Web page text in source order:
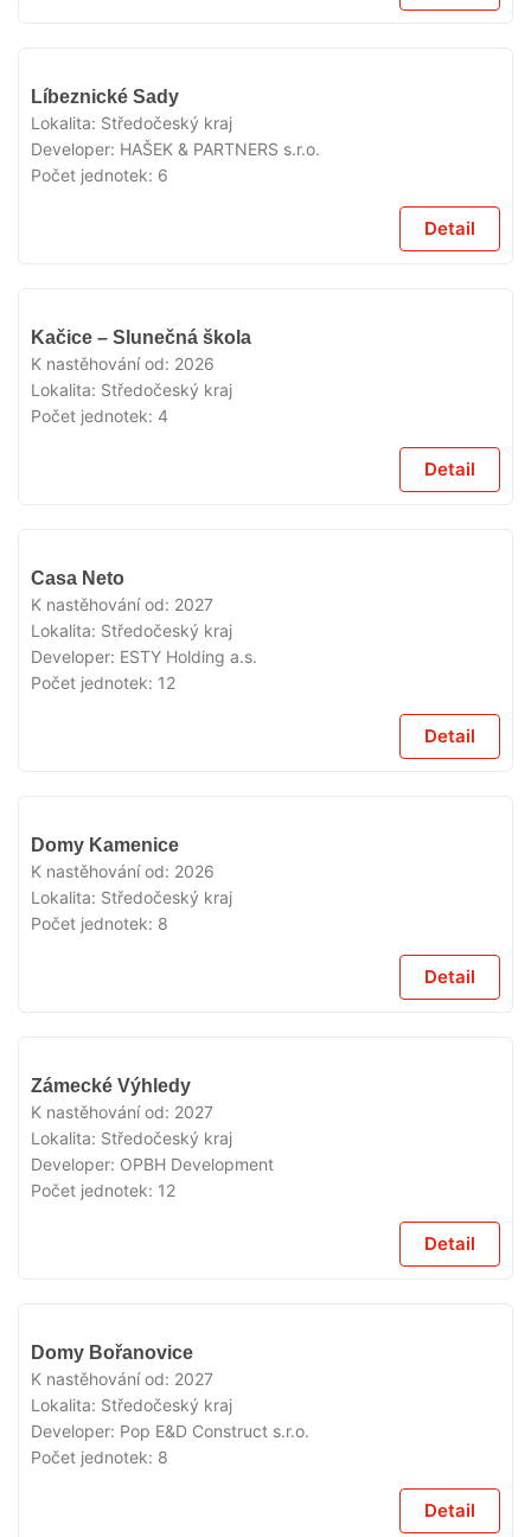
Líbeznické Sady
Lokalita: Středočeský kraj
Developer: HAŠEK & PARTNERS s.r.o.
Počet jednotek: 6
Detail
Kačice – Slunečná škola
K nastěhování od: 2026
Lokalita: Středočeský kraj
Počet jednotek: 4
Detail
Casa Neto
K nastěhování od: 2027
Lokalita: Středočeský kraj
Developer: ESTY Holding a.s.
Počet jednotek: 12
Detail
Domy Kamenice
K nastěhování od: 2026
Lokalita: Středočeský kraj
Počet jednotek: 8
Detail
Zámecké Výhledy
K nastěhování od: 2027
Lokalita: Středočeský kraj
Developer: OPBH Development
Počet jednotek: 12
Detail
Domy Bořanovice
K nastěhování od: 2027
Lokalita: Středočeský kraj
Developer: Pop E&D Construct s.r.o.
Počet jednotek: 8
Detail